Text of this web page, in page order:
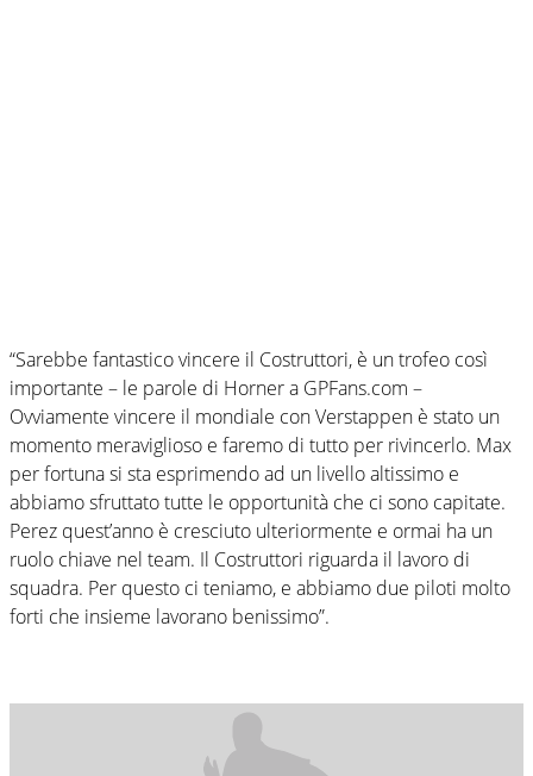
“Sarebbe fantastico vincere il Costruttori, è un trofeo così
importante – le parole di Horner a GPFans.com –
Ovviamente vincere il mondiale con Verstappen è stato un
momento meraviglioso e faremo di tutto per rivincerlo. Max
per fortuna si sta esprimendo ad un livello altissimo e
abbiamo sfruttato tutte le opportunità che ci sono capitate.
Perez quest’anno è cresciuto ulteriormente e ormai ha un
ruolo chiave nel team. Il Costruttori riguarda il lavoro di
squadra. Per questo ci teniamo, e abbiamo due piloti molto
forti che insieme lavorano benissimo”.